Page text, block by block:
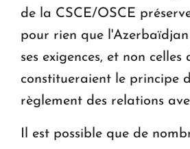
de la CSCE/OSCE
pour rien que
ses exigences, et non
constitueraient le principe
règlement des relations
Il est possible que de